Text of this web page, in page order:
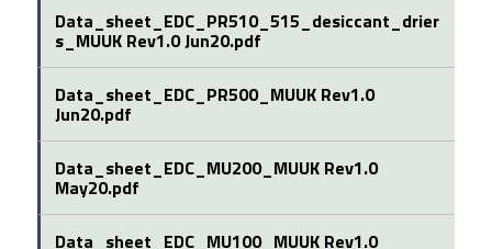
Data_sheet_EDC_PR510_515_desiccant_drier
s_MUUK Rev1.0 Jun20.pdf
Data_sheet_EDC_PR500_MUUK Rev1.0
Jun20.pdf
Data_sheet_EDC_MU200_MUUK Rev1.0
May20.pdf
Data_sheet_EDC_MU100_MUUK Rev1.0